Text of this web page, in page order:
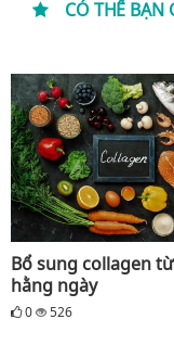
CÓ THỂ BẠN
Bổ sung collagen
hằng ngày
0 526